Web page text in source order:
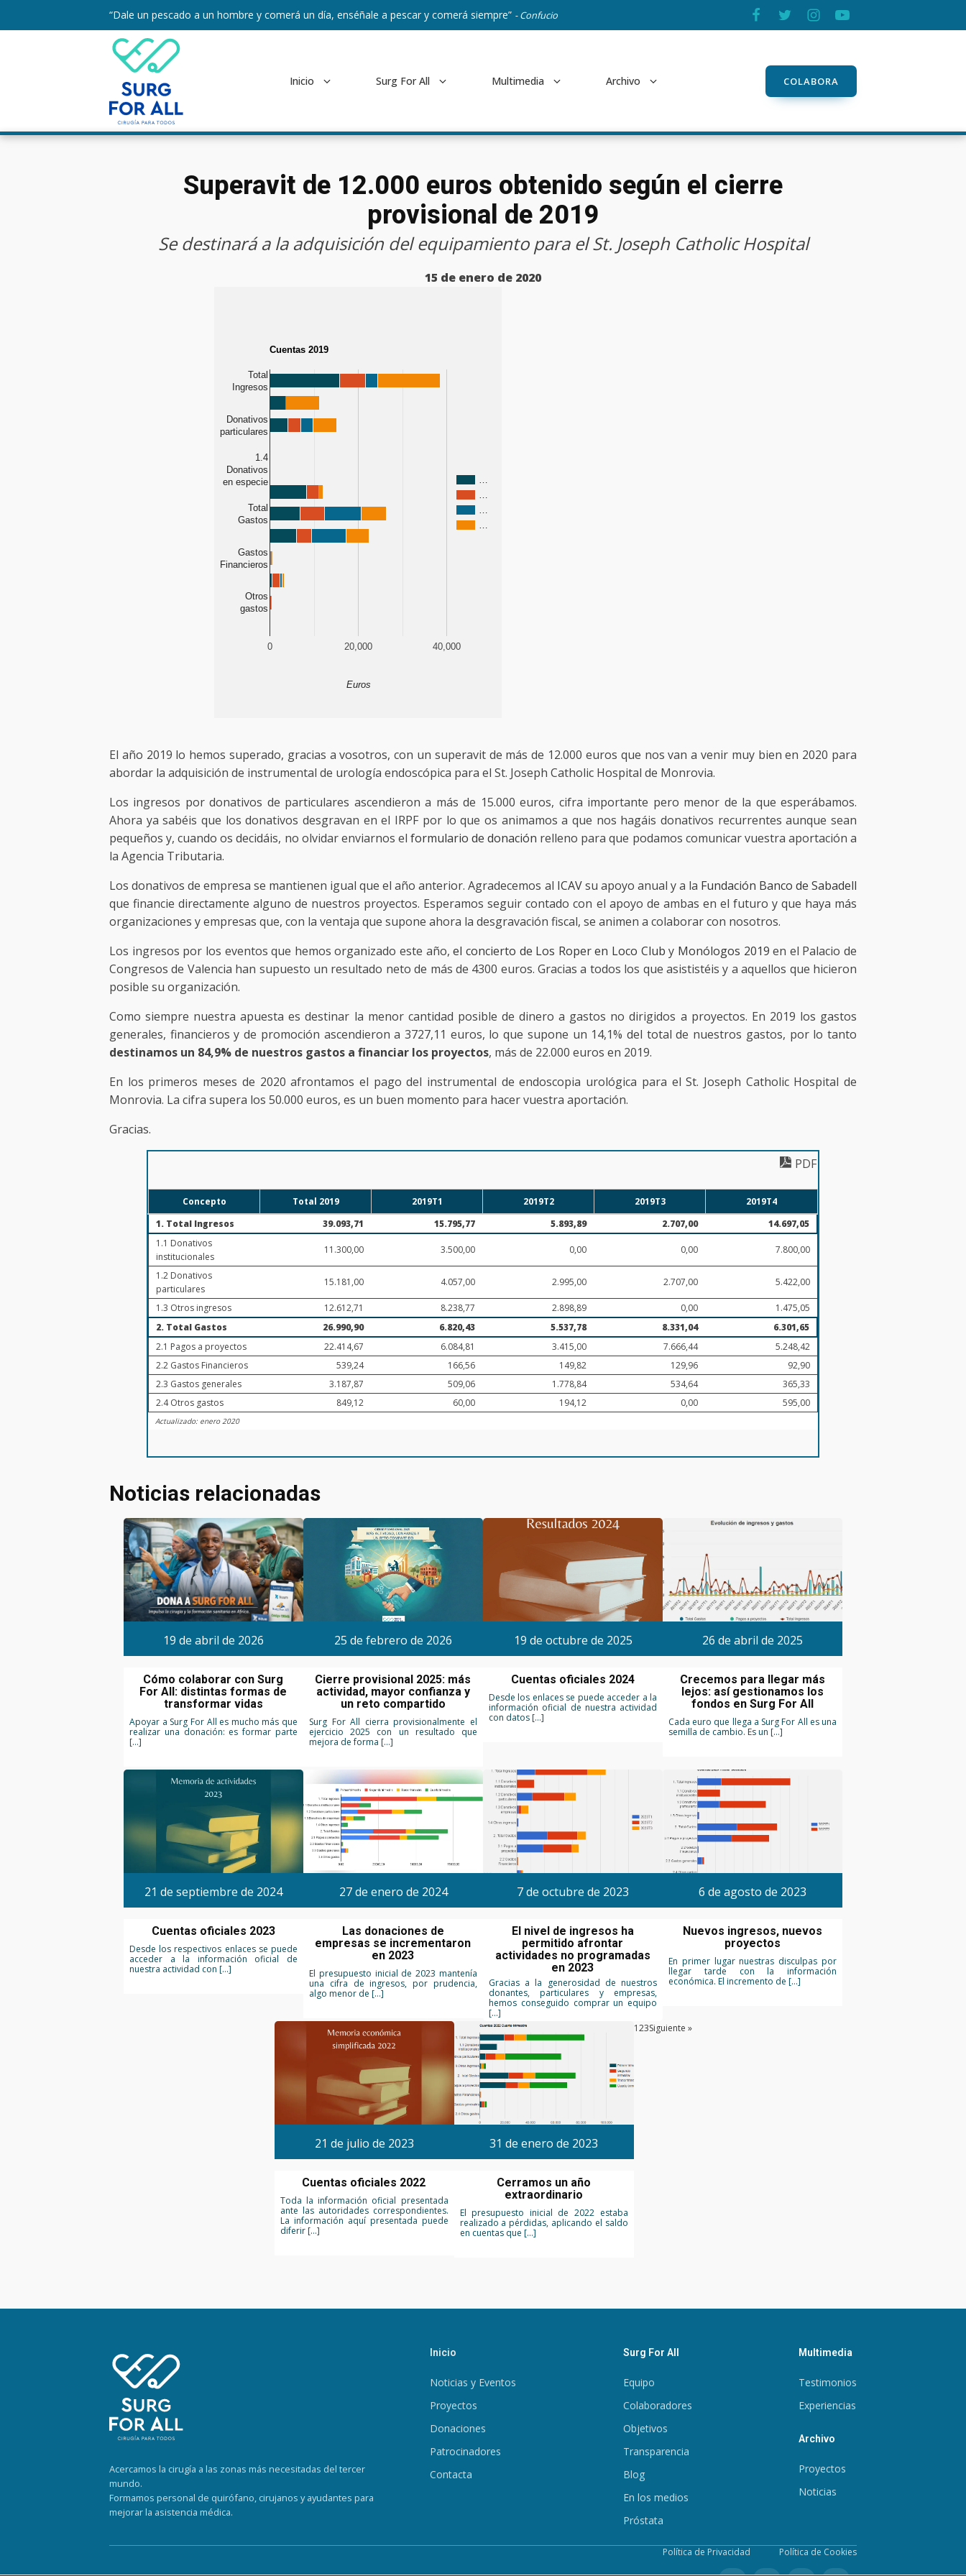
“Dale un pescado a un hombre y comerá un día, enséñale a pescar y comerá siempre” - Confucio
Inicio Surg For All Multimedia Archivo COLABORA
Superavit de 12.000 euros obtenido según el cierre
provisional de 2019
Se destinará a la adquisición del equipamiento para el St. Joseph Catholic Hospital
15 de enero de 2020
Cuentas 2019
…
…
…
…
0 20,000 40,000
Total
Ingresos
Donativos
particulares
1.4
Donativos
en especie
Total
Gastos
Gastos
Financieros
Otros
gastos
Euros
El año 2019 lo hemos superado, gracias a vosotros, con un superavit de más de 12.000 euros que nos van a venir muy bien en 2020 para
abordar la adquisición de instrumental de urología endoscópica para el St. Joseph Catholic Hospital de Monrovia.
Los ingresos por donativos de particulares ascendieron a más de 15.000 euros, cifra importante pero menor de la que esperábamos.
Ahora ya sabéis que los donativos desgravan en el IRPF por lo que os animamos a que nos hagáis donativos recurrentes aunque sean
pequeños y, cuando os decidáis, no olvidar enviarnos el formulario de donación relleno para que podamos comunicar vuestra aportación a
la Agencia Tributaria.
Los donativos de empresa se mantienen igual que el año anterior. Agradecemos al ICAVsu apoyo anual y a la Fundación Banco de Sabadell
que financie directamente alguno de nuestros proyectos. Esperamos seguir contado con el apoyo de ambas en el futuro y que haya más
organizaciones y empresas que, con la ventaja que supone ahora la desgravación fiscal, se animen a colaborar con nosotros.
Los ingresos por los eventos que hemos organizado este año,el concierto de Los Roper en Loco Club y Monólogos 2019 en el Palacio de
Congresos de Valencia han supuesto un resultado neto de más de 4300 euros. Gracias a todos los que asististéis y a aquellos que hicieron
posible su organización.
Como siempre nuestra apuesta es destinar la menor cantidad posible de dinero a gastos no dirigidos a proyectos. En 2019 los gastos
generales, financieros y de promoción ascendieron a 3727,11 euros, lo que supone un 14,1% del total de nuestros gastos, por lo tanto
destinamos un 84,9% de nuestros gastos a financiar los proyectos, más de 22.000 euros en 2019.
En los primeros meses de 2020 afrontamos el pago del instrumental de endoscopia urológica para el St. Joseph Catholic Hospital de
Monrovia. La cifra supera los 50.000 euros, es un buen momento para hacer vuestra aportación.
Gracias.
PDF
Concepto Total 2019 2019T1 2019T2 2019T3
2019T4
1. Total Ingresos
39.093,71 15.795,77 5.893,89 2.707,00
14.697,05
1.1 Donativos
institucionales
11.300,00 3.500,00 0,00 0,00 7.800,00
1.2 Donativos
particulares
15.181,00 4.057,00 2.995,00 2.707,00 5.422,00
1.3 Otros ingresos 12.612,71 8.238,77 2.898,89 0,00
1.475,05
2. Total Gastos
26.990,90 6.820,43 5.537,78 8.331,04
6.301,65
2.1 Pagos a proyectos
22.414,67 6.084,81 3.415,00 7.666,44
5.248,42
2.2 Gastos Financieros
539,24 166,56 149,82 129,96
92,90
2.3 Gastos generales
3.187,87 509,06 1.778,84 534,64
365,33
2.4 Otros gastos
849,12 60,00 194,12 0,00 595,00
Actualizado: enero 2020
Noticias relacionadas
19 de abril de 2026
Cómo colaborar con Surg
For All: distintas formas de
transformar vidas
Apoyar a Surg For All es mucho más que
realizar una donación: es formar parte
[…]
25 de febrero de 2026
Cierre provisional 2025: más
actividad, mayor confianza y
un reto compartido
Surg For All cierra provisionalmente el
ejercicio 2025 con un resultado que
mejora de forma […]
19 de octubre de 2025
Cuentas oficiales 2024
Desde los enlaces se puede acceder a la
información oficial de nuestra actividad
con datos […]
26 de abril de 2025
Crecemos para llegar más
lejos: así gestionamos los
fondos en Surg For All
Cada euro que llega a Surg For All es una
semilla de cambio. Es un […]
21 de septiembre de 2024
Cuentas oficiales 2023
Desde los respectivos enlaces se puede
acceder a la información oficial de
nuestra actividad con […]
27 de enero de 2024
Las donaciones de
empresas se incrementaron
en 2023
El presupuesto inicial de 2023 mantenía
una cifra de ingresos, por prudencia,
algo menor de […]
7 de octubre de 2023
El nivel de ingresos ha
permitido afrontar
actividades no programadas
en 2023
Gracias a la generosidad de nuestros
donantes, particulares y empresas,
hemos conseguido comprar un equipo
[…]
6 de agosto de 2023
Nuevos ingresos, nuevos
proyectos
En primer lugar nuestras disculpas por
llegar tarde con la información
económica. El incremento de […]
21 de julio de 2023
Cuentas oficiales 2022
Toda la información oficial presentada
ante las autoridades correspondientes.
La información aquí presentada puede
diferir […]
31 de enero de 2023
Cerramos un año
extraordinario
El presupuesto inicial de 2022 estaba
realizado a pérdidas, aplicando el saldo
en cuentas que […]
123Siguiente »
Acercamos la cirugía a las zonas más necesitadas del tercer
mundo.
Formamos personal de quirófano, cirujanos y ayudantes para
mejorar la asistencia médica.
Inicio
Noticias y Eventos
Proyectos
Donaciones
Patrocinadores
Contacta
Surg For All
Equipo
Colaboradores
Objetivos
Transparencia
Blog
En los medios
Próstata
Multimedia
Testimonios
Experiencias
Archivo
Proyectos
Noticias
Política de Privacidad Política de Cookies